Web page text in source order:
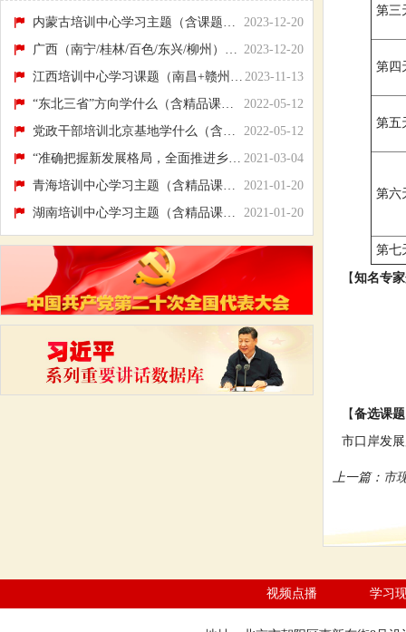
2023-12-20
内蒙古培训中心学习主题（含课题名称）
2023-12-20
广西（南宁/桂林/百色/东兴/柳州）培训中心...
2023-11-13
江西培训中心学习课题（南昌+赣州+瑞金）
2022-05-12
“东北三省”方向学什么（含精品课题和现场...
2022-05-12
党政干部培训北京基地学什么（含精品课题和...
2021-03-04
“准确把握新发展格局，全面推进乡村振兴”...
2021-01-20
青海培训中心学习主题（含精品课题和现场教...
2021-01-20
湖南培训中心学习主题（含精品课题和现场教...
第三
第四
第五
第六
第七
【知名专
【备选课题
市口岸发
上一篇： 市
视频点播 学习